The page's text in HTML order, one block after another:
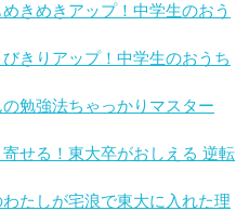
きめきアップ！中学生のおう
きりアップ！中学生のおうち
勉強法ちゃっかりマスター
せる！東大卒がおしえる 逆転
たしが宅浪で東大に入れた理